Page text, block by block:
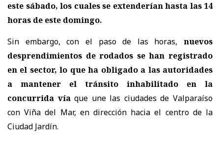
este sábado, los cuales se extenderían hasta las 14
horas de este domingo.
Sin embargo, con el paso de las horas, nuevos
desprendimientos de rodados se han registrado
en el sector, lo que ha obligado a las autoridades
a mantener el tránsito inhabilitado en la
concurrida víaque une las ciudades de Valparaíso
con Viña del Mar, en dirección hacia el centro de la
Ciudad Jardín.